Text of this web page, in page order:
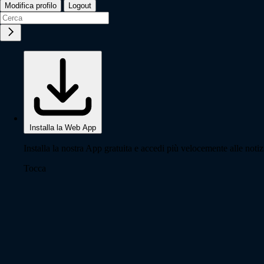
Modifica profilo Logout
Installa la Web App
Installa la nostra App gratuita e accedi più velocemente alle
Tocca